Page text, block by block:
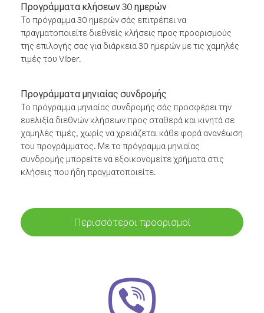
Προγράμματα κλήσεων 30 ημερών
Το πρόγραμμα 30 ημερών σάς επιτρέπει να
πραγματοποιείτε διεθνείς κλήσεις προς προορισμούς
της επιλογής σας για διάρκεια 30 ημερών με τις χαμηλές
τιμές του Viber.
Προγράμματα μηνιαίας συνδρομής
Το πρόγραμμα μηνιαίας συνδρομής σάς προσφέρει την
ευελιξία διεθνών κλήσεων προς σταθερά και κινητά σε
χαμηλές τιμές, χωρίς να χρειάζεται κάθε φορά ανανέωση
του προγράμματος. Με το πρόγραμμα μηνιαίας
συνδρομής μπορείτε να εξοικονομείτε χρήματα στις
κλήσεις που ήδη πραγματοποιείτε.
Περισσότεροι προορισμοί